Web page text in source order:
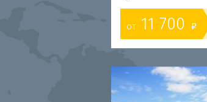
от 11 700 o